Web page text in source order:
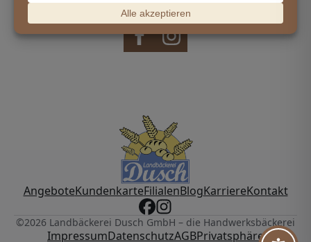
AngeboteKundenkarteFilialenBlogKarriereKontakt
©2026 Landbäckerei Dusch GmbH – die Handwerksbäckerei
ImpressumDatenschutzAGBPrivatsphäre